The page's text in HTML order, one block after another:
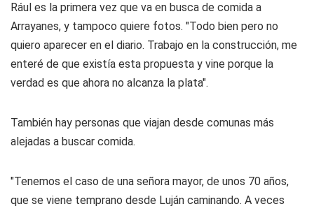
Rául es la primera vez que va en busca de comida a
Arrayanes, y tampoco quiere fotos. "Todo bien pero no
quiero aparecer en el diario. Trabajo en la construcción, me
enteré de que existía esta propuesta y vine porque la
verdad es que ahora no alcanza la plata".
También hay personas que viajan desde comunas más
alejadas a buscar comida.
"Tenemos el caso de una señora mayor, de unos 70 años,
que se viene temprano desde Luján caminando. A veces